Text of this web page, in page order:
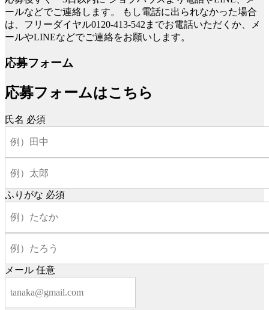
ールなどでご連絡します。
もし電話に出られなかった場合
は、フリーダイヤル0120-413-542までお電話いただくか、メ
ールやLINEなどでご連絡をお願いします。
応募フォーム
応募フォームはこちら
氏名 必須
ふりがな 必須
メール 任意